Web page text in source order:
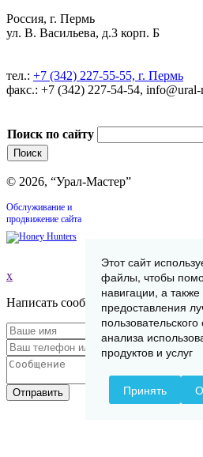
Россия, г. Пермь
ул. В. Васильева, д.3 корп. Б
тел.: +7 (342) 227-55-55, г. Пермь
факс.: +7 (342) 227-54-54, info@ural-
Поиск по сайту
© 2026, “Урал-Мастер”
Обслуживание и
продвижение сайта
x
Написать сообщение
Отправить
Этот сайт
файлы, чтобы
навигации, а
предоставления
анализа
продуктов и услуг
Принять